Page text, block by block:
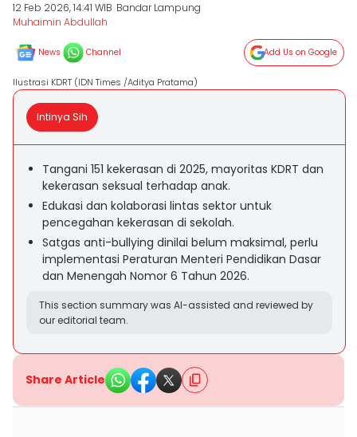
12 Feb 2026, 14:41 WIB Bandar Lampung
Muhaimin Abdullah
News Channel Add Us on Google
Ilustrasi KDRT (IDN Times /Aditya Pratama)
Intinya Sih
Tangani 151 kekerasan di 2025, mayoritas KDRT dan
kekerasan seksual terhadap anak.
Edukasi dan kolaborasi lintas sektor untuk
pencegahan kekerasan di sekolah.
Satgas anti-bullying dinilai belum maksimal, perlu
implementasi Peraturan Menteri Pendidikan Dasar
dan Menengah Nomor 6 Tahun 2026.
This section summary was AI-assisted and reviewed by
our editorial team.
Share Article